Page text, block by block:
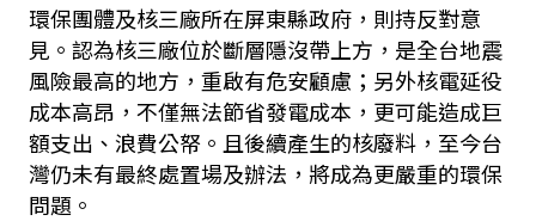
環保團體及核三廠所在屏東縣政府，則持反對意
見。認為核三廠位於斷層隱沒帶上方，是全台地震
風險最高的地方，重啟有危安顧慮；另外核電延役
成本高昂，不僅無法節省發電成本，更可能造成巨
額支出、浪費公帑。且後續產生的核廢料，至今台
灣仍未有最終處置場及辦法，將成為更嚴重的環保
問題。